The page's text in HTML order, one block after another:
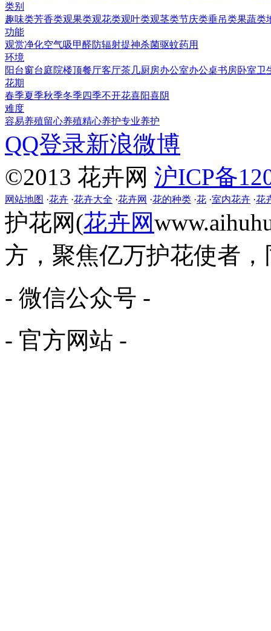
类别
趣味类芳香类观果类观花类观叶类观茎类节庆类垂吊类果蔬类
功能
观赏净化空气吸甲醛防辐射提神杀菌驱蚊药用
环境
阳台窗台庭院楼顶餐厅客厅茶几厨房办公室办公桌书房卧室卫
花期
春季夏季秋季冬季四季不开花喜阳喜阴
难度
容易养殖留心养殖精心养护专业养护
QQ登录新浪微博
©2013 花卉网 沪ICP备
网站地图 ·花卉 ·花卉大全 ·花卉网 ·花的种类 ·花 ·室内花卉 ·花
护花网(花卉网
方，聚焦亿万护花使者
- 微信公众号 -
- 官方网站 -